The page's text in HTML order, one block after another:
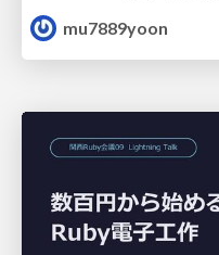
mu7889yoon